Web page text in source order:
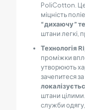
PoliCotton.
міцність
“дихаючу”
штани легкі,
Технологія
проміжки
утворюють
зачепитеся
штани
служби